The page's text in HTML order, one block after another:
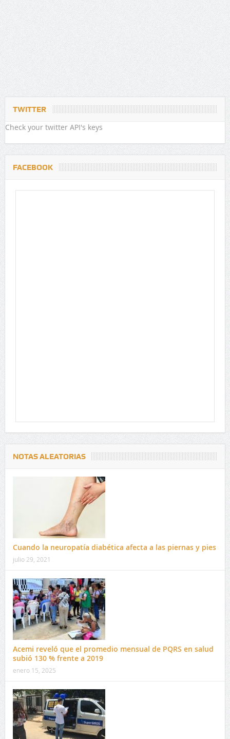
TWITTER
Check your twitter API's keys
FACEBOOK
NOTAS ALEATORIAS
Cuando la neuropatía diabética afecta a las piernas y pies
julio 29, 2021
Acemi reveló que el promedio mensual de PQRS en salud
subió 130 % frente a 2019
enero 15, 2025